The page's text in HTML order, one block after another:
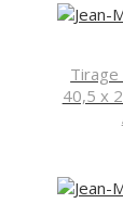
Tirage
40,5 x